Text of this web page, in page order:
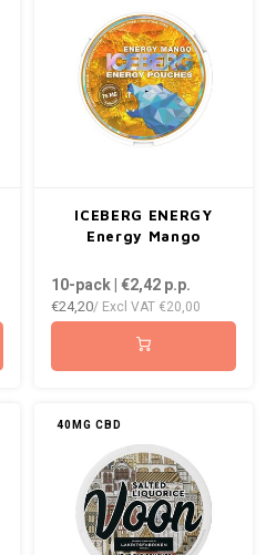
ICEBERG ENERGY
Energy Mango
10-pack | €2,42p.p.
€24,20/ Excl VAT €20,00
40MG CBD